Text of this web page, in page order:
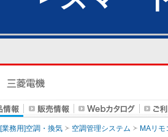
[業務用]空調・換気 空調管理システム MAリモ